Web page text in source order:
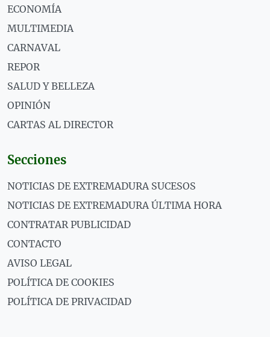
ECONOMÍA
MULTIMEDIA
CARNAVAL
REPOR
SALUD Y BELLEZA
OPINIÓN
CARTAS AL DIRECTOR
Secciones
NOTICIAS DE EXTREMADURA SUCESOS
NOTICIAS DE EXTREMADURA ÚLTIMA HORA
CONTRATAR PUBLICIDAD
CONTACTO
AVISO LEGAL
POLÍTICA DE COOKIES
POLÍTICA DE PRIVACIDAD